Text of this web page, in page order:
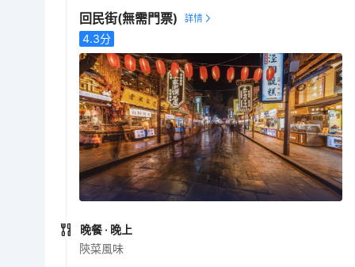
回民街(無需門票)
4.3分
晚餐 · 晚上
陝菜風味